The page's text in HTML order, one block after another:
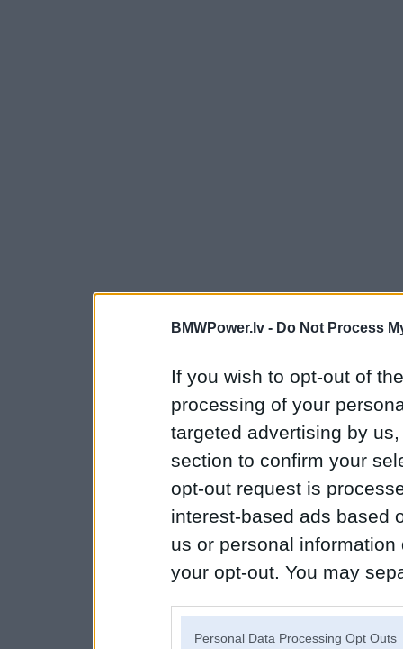
BMWPower.lv - Do Not Process
If you wish to opt-out of
processing of your
targeted advertising by
section to confirm your
opt-out request is
interest-based ads based
us or personal
your opt-out. You may
Personal Data Processing Opt Outs